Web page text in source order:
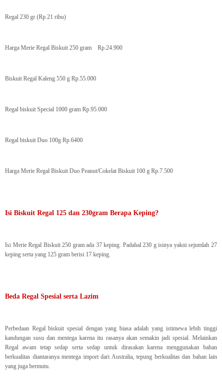
Regal 230 gr (Rp.21 ribu)
Harga Merie Regal Biskuit 250 gram Rp.24.900
Biskuit Regal Kaleng 550 g Rp.55.000
Regal biskuit Special 1000 gram Rp.95.000
Regal biskuit Duo 100g Rp.6400
Harga Merie Regal Biskuit Duo Peanut/Cokelat Biskuit 100 g Rp.7.500
Isi Biskuit Regal 125 dan 230gram Berapa Keping?
Isi Merie Regal Biskuit 250 gram ada 37 keping. Padahal 230 g isinya yakni sejumlah 27
keping serta yang 125 gram berisi 17 keping.
Beda Regal Spesial serta Lazim
Perbedaan Regal biskuit spesial dengan yang biasa adalah yang istimewa lebih tinggi
kandungan susu dan mentega karena itu rasanya akan semakin jadi spesial. Melainkan
Regal awam tetap sedap serta sedap untuk dirasakan karena menggunakan bahan
berkualitas diantaranya mentega import dari Australia, tepung berkualitas dan bahan lain
yang juga bermutu.